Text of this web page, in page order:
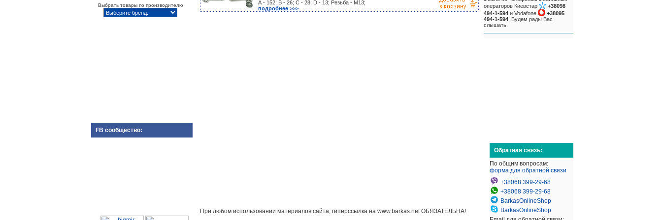
Выбрать товары по производителю
FB сообщество:
А - 152; B - 26; C - 28; D - 13; Резьба - M13;
подробнее >>>
операторов Киевстар
+38098
494-1-594 и Vodafone
+38095
494-1-594 . Будем рады Вас
слышать.
При любом использовании материалов сайта, гиперссылка на www.barkas.net ОБЯЗАТЕЛЬНА!
Обратная связь:
По общим вопросам:
форма для обратной связи
+38068 399-29-68
+38068 399-29-68
BarkasOnlineShop
BarkasOnlineShop